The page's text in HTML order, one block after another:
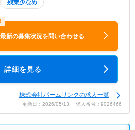
残業少なめ
最新の募集状況を問い合わせる
詳細を見る
株式会社パームリンクの求人一覧
更新日：2026/05/13 求人番号：9026466